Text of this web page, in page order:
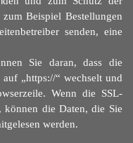
Beispiel Bestellungen
senden, eine
Sie daran, dass die
„https://“ wechselt und
Wenn die SSL-
können die Daten, die Sie
werden.